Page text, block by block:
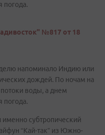
погода.
№817 от 18
напоминало Индию или
дождей. По ночам на
воды, а днем
погода.
именно субтропический
“Кай-так” из Южно-